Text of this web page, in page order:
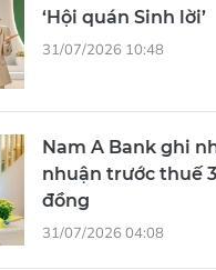
‘Hội quán Sinh lời’
31/07/2026 10:48
Nam A Bank ghi
nhuận trước thuế
đồng
31/07/2026 04:08